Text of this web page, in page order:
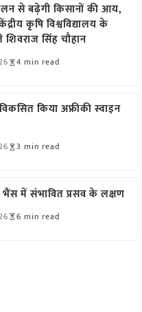
से बढ़ेगी किसानों की आय,
कृषि विश्वविद्यालय के
शिवराज सिंह चौहान
4 min read
किया अफ्रीकी स्वाइन
3 min read
भैंस में संभावित प्रसव के लक्षण
6 min read